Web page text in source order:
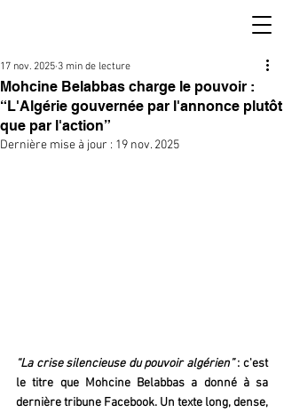
Mohcine Belabbas charge le pouvoir :
“L'Algérie gouvernée par l'annonce plutôt
que par l'action”
17 nov. 2025 3 min de lecture
Dernière mise à jour : 19 nov. 2025
“La crise silencieuse du pouvoir algérien” : c'est
le titre que Mohcine Belabbas a donné à sa
dernière tribune Facebook. Un texte long, dense,